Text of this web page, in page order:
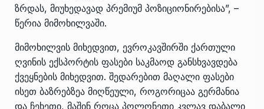
ზრდას, მიუხედავად პრემიუმ პოზიციონირებისა”, –
წერია მიმოხილვაში.
მიმოხილვის მიხედვით, ევროკავშირში ქართული
ღვინის ექსპორტის ფასები საკმაოდ განსხვავდება
ქვეყნების მიხედვით. შედარებით მაღალი ფასები
ისეთ ბაზრებზეა მიღწეული, როგორიცაა გერმანია
და ჩეხეთი, მაშინ როცა პოლონეთი კვლავ დაბალი